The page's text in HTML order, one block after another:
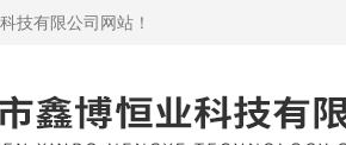
技有限公司网站！